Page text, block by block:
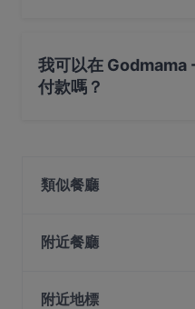
我可以在 Godmama
付款嗎？
類似餐廳
Malu Bian Bian Hotpot
The Light Cafe
附近餐廳
Marina Sea Food House
附近地標